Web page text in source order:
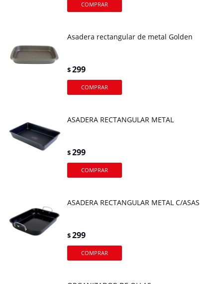
Asadera rectangular de metal Golden
$299
ASADERA RECTANGULAR METAL
$299
ASADERA RECTANGULAR METAL C/ASAS
$299